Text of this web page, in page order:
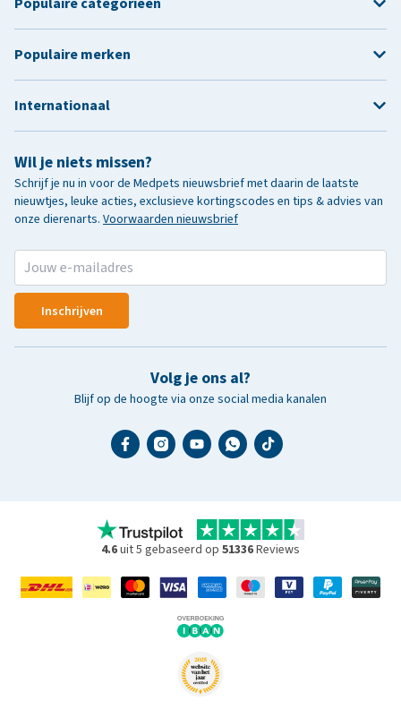
Wil je niets missen?
Schrijf je nu in voor de Medpets nieuwsbrief met daarin de laatste
nieuwtjes, leuke acties, exclusieve kortingscodes en tips & advies van
onze dierenarts. Voorwaarden nieuwsbrief
Inschrijven
Volg je ons al?
Blijf op de hoogte via onze social media kanalen
Populaire merken
Internationaal
4.6uit 5 gebaseerd op 51336Reviews